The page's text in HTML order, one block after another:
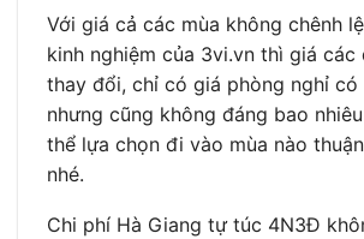
Với giá cả các mùa không chênh
kinh nghiệm của 3vi.vn thì giá các
thay đổi, chỉ có giá phòng nghỉ có
nhưng cũng không đáng bao
thể lựa chọn đi vào mùa nào
nhé.
Chi phí Hà Giang tự túc 4N3Đ